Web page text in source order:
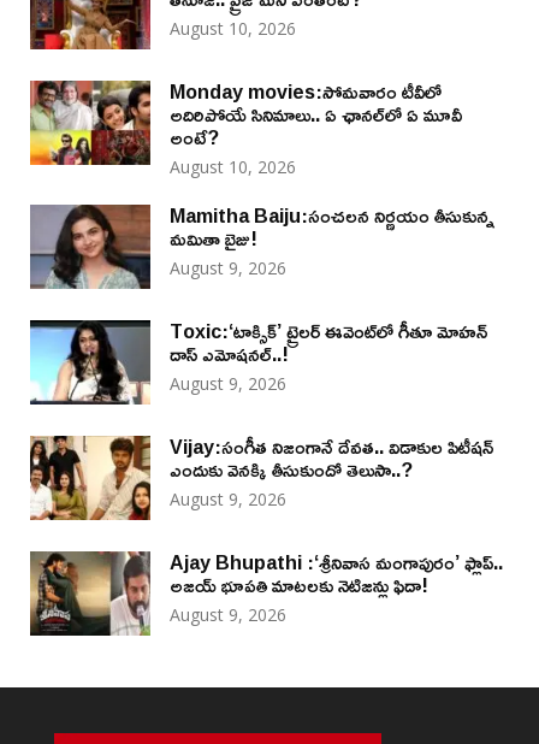
August 10, 2026
Monday movies:సోమవారం టీవీలో
అదిరిపోయే సినిమాలు.. ఏ ఛానల్‌లో ఏ మూవీ
అంటే?
August 10, 2026
Mamitha Baiju:సంచలన నిర్ణయం తీసుకున్న
మమితా బైజు!
August 9, 2026
Toxic:‘టాక్సిక్’ ట్రైలర్ ఈవెంట్‌లో గీతూ మోహన్
దాస్ ఎమోషనల్..!
August 9, 2026
Vijay:సంగీత నిజంగానే దేవత.. విడాకుల పిటీషన్
ఎందుకు వెనక్కి తీసుకుందో తెలుసా..?
August 9, 2026
Ajay Bhupathi :‘శ్రీనివాస మంగాపురం’ ఫ్లాప్..
అజయ్ భూపతి మాటలకు నెటిజన్లు ఫిదా!
August 9, 2026